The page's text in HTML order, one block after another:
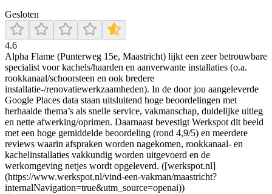
Gesloten
4.6
Alpha Flame (Punterweg 15e, Maastricht) lijkt een zeer betrouwbare
specialist voor kachels/haarden en aanverwante installaties (o.a.
rookkanaal/schoorsteen en ook bredere
installatie-/renovatiewerkzaamheden). In de door jou aangeleverde
Google Places data staan uitsluitend hoge beoordelingen met
herhaalde thema’s als snelle service, vakmanschap, duidelijke uitleg
en nette afwerking/oprimen. Daarnaast bevestigt Werkspot dit beeld
met een hoge gemiddelde beoordeling (rond 4,9/5) en meerdere
reviews waarin afspraken worden nagekomen, rookkanaal- en
kachelinstallaties vakkundig worden uitgevoerd en de
werkomgeving netjes wordt opgeleverd. ([werkspot.nl]
(https://www.werkspot.nl/vind-een-vakman/maastricht?
internalNavigation=true&utm_source=openai))